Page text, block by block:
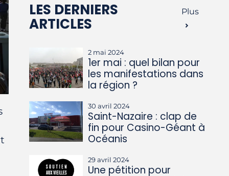
LES DERNIERS
ARTICLES
Plus
2 mai 2024
1er mai : quel bilan pour
les manifestations dans
la région ?
30 avril 2024
Saint-Nazaire : clap de
fin pour Casino-Géant à
Océanis
29 avril 2024
Une pétition pour